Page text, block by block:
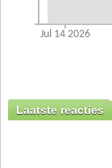
Laatste reacties